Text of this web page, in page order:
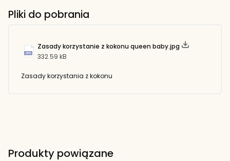
Pliki do pobrania
Zasady korzystanie z kokonu queen baby.jpg
332.59 kB
Zasady korzystania z kokonu
Produkty powiązane